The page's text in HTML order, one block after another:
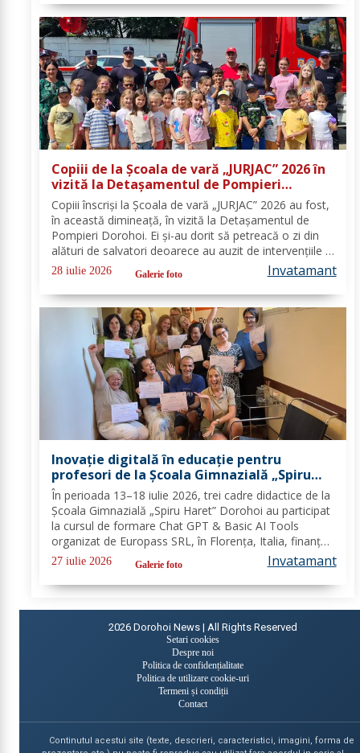
Copiii de la Școala de vară „JURJAC” 2026 în
vizită la Detașamentul de Pompieri
Dorohoi - FOTO
Copiii înscriși la Școala de vară „JURJAC” 2026 au fost,
în această dimineață, în vizită la Detașamentul de
Pompieri Dorohoi. Ei și-au dorit să petreacă o zi din
alături de salvatori deoarece au auzit de intervențiile la
care au participat și de oamenii pe care i-au ajutat de-
a lungul timpului. „Ne...
28 iulie 2026 Galerie foto Invatamant
Inovație digitală în educație pentru
profesori de la Școala Gimnazială „Spiru
Haret” Dorohoi prin Erasmus+ FOTO
În perioada 13–18 iulie 2026, trei cadre didactice de la
Școala Gimnazială „Spiru Haret” Dorohoi au participat
la cursul de formare Chat GPT & Basic AI Tools
organizat de Europass SRL, în Florența, Italia, finanțat
în cadrul programului de Acreditare Erasmus +,
domeniul educație școlară număr,...
27 iulie 2026 Galerie foto Invatamant
2026 Dorohoi News | All Rights Reserved
Setari cookies
Despre noi
Politica de confidențialitate
Politica de utilizare cookie-uri
Termeni și condiții
Contact
Continutul acestui site (texte, descrieri, caracteristici, imagini, forma de